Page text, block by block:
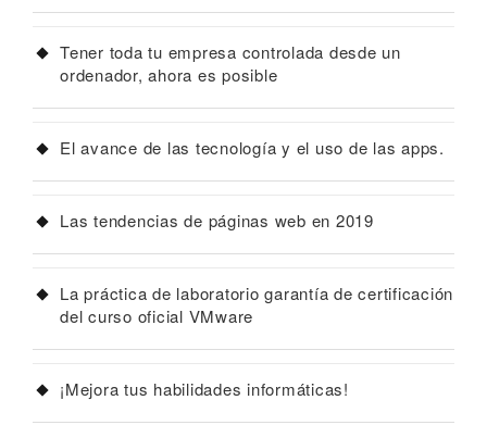
Tener toda tu empresa controlada desde un
ordenador, ahora es posible
El avance de las tecnología y el uso de las apps.
Las tendencias de páginas web en 2019
La práctica de laboratorio garantía de certificación
del curso oficial VMware
¡Mejora tus habilidades informáticas!